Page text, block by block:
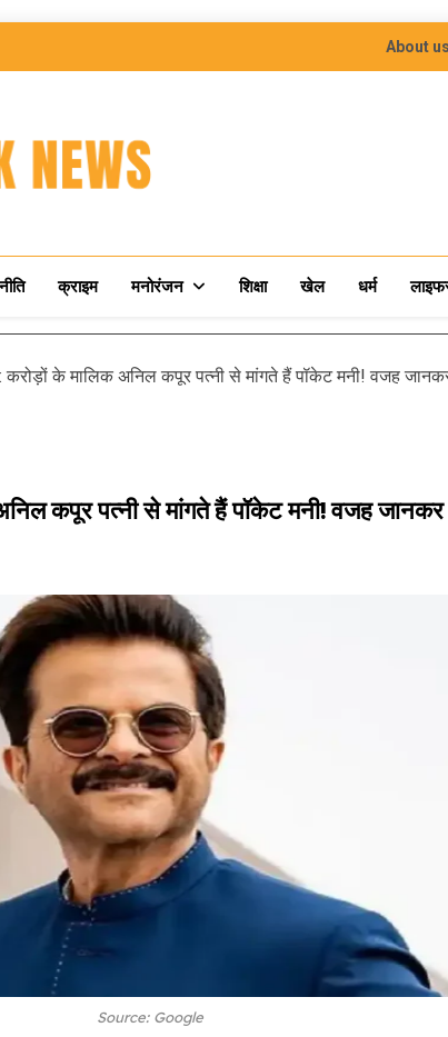
About us
क्राइम मनोरंजन शिक्षा खेल धर्म
के मालिक अनिल कपूर पत्नी से मांगते हैं पॉकेट मनी! वजह
कपूर पत्नी से मांगते हैं पॉकेट मनी! वजह
Source: Google